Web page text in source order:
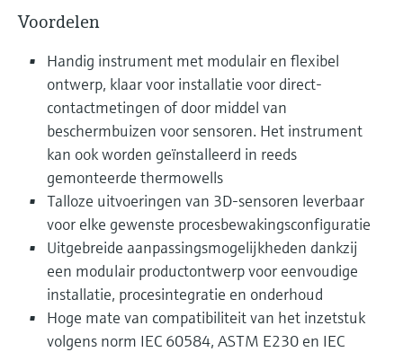
Voordelen
Handig instrument met modulair en flexibel
ontwerp, klaar voor installatie voor direct-
contactmetingen of door middel van
beschermbuizen voor sensoren. Het instrument
kan ook worden geïnstalleerd in reeds
gemonteerde thermowells
Talloze uitvoeringen van 3D-sensoren leverbaar
voor elke gewenste procesbewakingsconfiguratie
Uitgebreide aanpassingsmogelijkheden dankzij
een modulair productontwerp voor eenvoudige
installatie, procesintegratie en onderhoud
Hoge mate van compatibiliteit van het inzetstuk
volgens norm IEC 60584, ASTM E230 en IEC